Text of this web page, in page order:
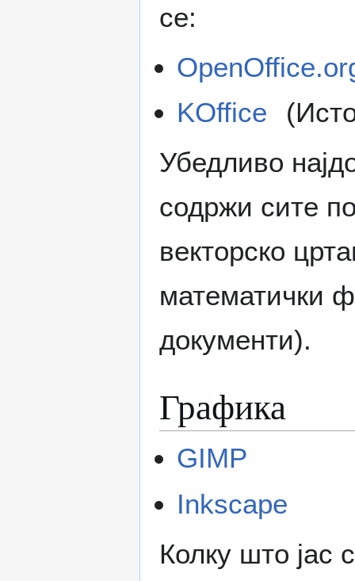
се:
KOffice
Убедливо
содржи сите
векторско
математички
документи).
Графика
GIMP
Inkscape
Колку што јас